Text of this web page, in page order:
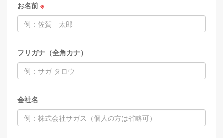
お名前 ※
フリガナ（全角カナ）
会社名